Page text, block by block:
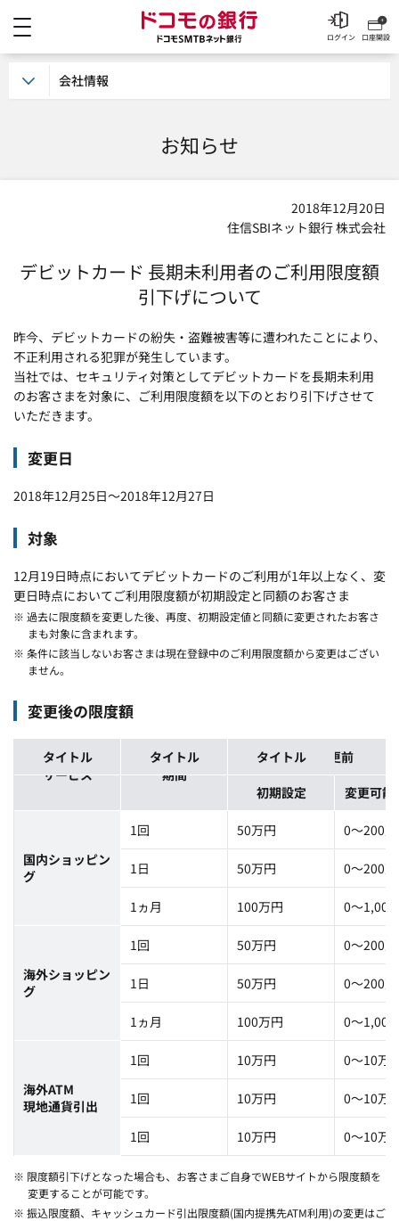
ドコモの銀行 ドコモ
口座開設
ログイン
お知らせ
2018年12月20日
住信SBIネット銀行 株式会社
デビットカード 長期未利用者のご利用限度額
引下げについて
昨今、デビットカードの紛失・盗難被害等に遭われたことにより、
不正利用される犯罪が発生しています。
当社では、セキュリティ対策としてデビットカードを長期未利用
のお客さまを対象に、ご利用限度額を以下のとおり引下げさせて
いただきます。
変更日
2018年12月25日～2018年12月27日
対象
12月19日時点においてデビットカードのご利用が1年以上なく、変
更日時点においてご利用限度額が初期設定と同額のお客さま
※ 過去に限度額を変更した後、再度、初期設定値と同額に変更されたお客さ
まも対象に含まれます。
※ 条件に該当しないお客さまは現在登録中のご利用限度額から変更はござい
ません。
変更後の限度額
国内ショッピン
グ
1回 50万円 0～200
1日 50万円 0～200
1ヵ月 100万円 0～1,000
海外ショッピン
グ
1回 50万円 0～200
1日 50万円 0～200
1ヵ月 100万円 0～1,000
海外ATM
現地通貨引出
1回 10万円 0～10万
1回 10万円 0～10万
1回 10万円 0～10万
タイトル タイトル
タイトル
サービス
期間
変更前
初期設定
変更可能
タイトル タイトル タイトル
※ 限度額引下げとなった場合も、お客さまご自身でWEBサイトから限度額を
変更することが可能です。
※ 振込限度額、キャッシュカード引出限度額(国内提携先ATM利用)の変更はご
会社情報